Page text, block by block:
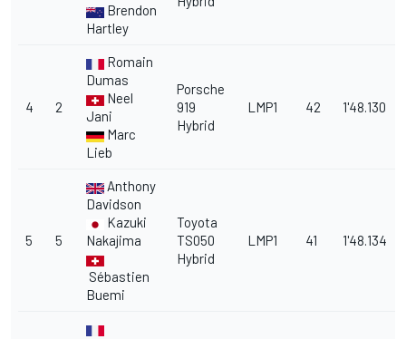
Brendon
Hartley
4 2
Romain
Dumas
Neel
Jani
Marc
Lieb
Porsche
919
Hybrid
LMP1 42 1'48.130
5 5
Anthony
Davidson
Kazuki
Nakajima
Sébastien
Buemi
Toyota
TS050
Hybrid
LMP1 41 1'48.134